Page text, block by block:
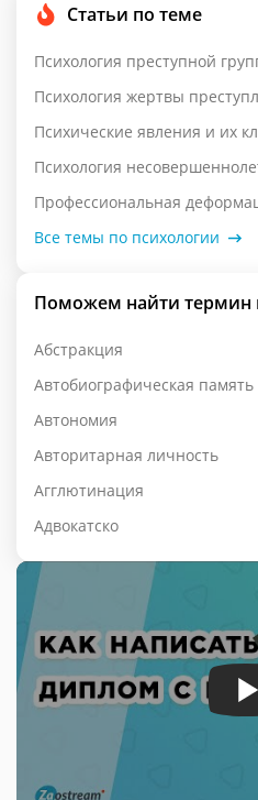
Статьи по теме
Психология преступной
Психология жертвы
Психические явления и их
Психология
Профессиональная
Все темы по психологии
Поможем найти термин
Абстракция
Автобиографическая память
Автономия
Авторитарная личность
Агглютинация
Адвокатско